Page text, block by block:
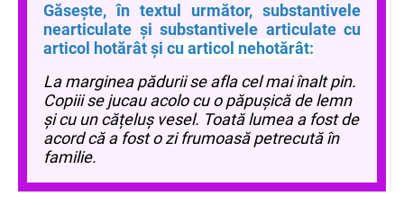
Găsește, în textul următor, substantivele
nearticulate și substantivele articulate cu
articol hotărât și cu articol nehotărât:
La marginea pădurii se afla cel mai înalt pin.
Copiii se jucau acolo cu o păpușică de lemn
și cu un cățeluș vesel. Toată lumea a fost de
acord că a fost o zi frumoasă petrecută în
familie.